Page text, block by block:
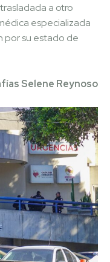
a otro
especializada
por su estado de
Selene Reynoso